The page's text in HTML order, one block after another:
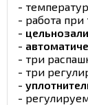
-
- работа
-
-
- три
- три
-
-